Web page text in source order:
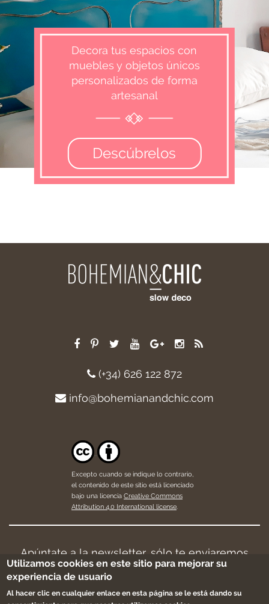
Decora tus espacios con
muebles y objetos únicos
personalizados de forma
artesanal
Descúbrelos
(+34) 626 122 872
info@bohemianandchic.com
Excepto cuando se indique lo contrario,
el contenido de este sitio está licenciado
bajo una licencia Creative Commons
Attribution 4.0 International license.
Apúntate a la newsletter, sólo te enviaremos
cosas bonitas y buenas noticias.
The subscription service is currently unavailable.
Utilizamos cookies en este sitio para mejorar su
experiencia de usuario
Al hacer clic en cualquier enlace en esta página se le está dando su